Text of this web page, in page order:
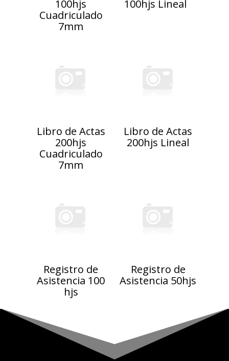
100hjs
Cuadriculado
7mm
100hjs Lineal
Libro de Actas
200hjs
Cuadriculado
7mm
Libro de Actas
200hjs Lineal
Registro de
Asistencia 100
hjs
Registro de
Asistencia 50hjs